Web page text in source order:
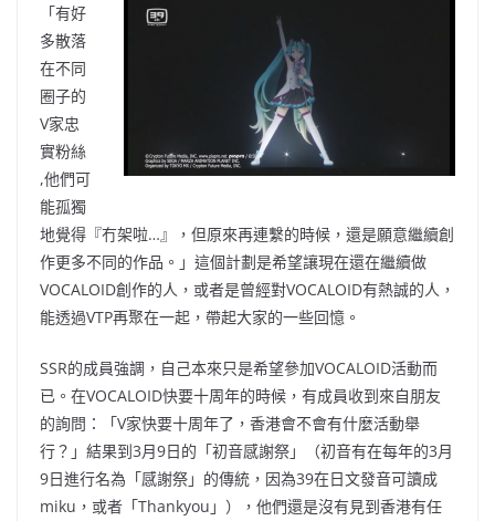
「有好
多散落
在不同
圈子的
V家忠
實粉絲
,他們可
能孤獨
地覺得『冇架啦…』，但原來再連繫的時候，還是願意繼續創
作更多不同的作品。」這個計劃是希望讓現在還在繼續做
VOCALOID創作的人，或者是曾經對VOCALOID有熱誠的人，
能透過VTP再聚在一起，帶起大家的一些回憶。
SSR的成員強調，自己本來只是希望參加VOCALOID活動而
已。在VOCALOID快要十周年的時候，有成員收到來自朋友
的詢問：「V家快要十周年了，香港會不會有什麼活動舉
行？」結果到3月9日的「初音感謝祭」（初音有在每年的3月
9日進行名為「感謝祭」的傳統，因為39在日文發音可讀成
miku，或者「Thankyou」），他們還是沒有見到香港有任